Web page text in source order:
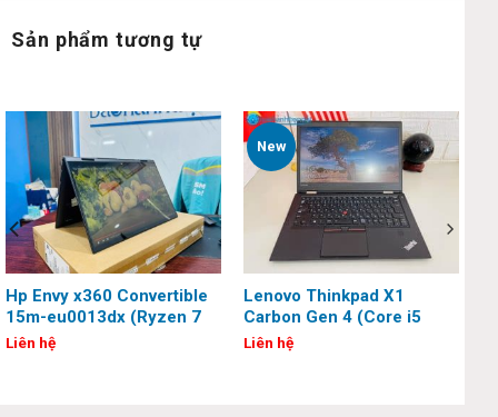
Sản phẩm tương tự
Hp Envy x360 Convertible
15m-eu0013dx (Ryzen 7
5825U, 16G, 256G, 15.6
Liên hệ
New
Lenovo Thinkpad X1
Carbon Gen 4 (Core i5
6300U, 8G, 256G, 14 inch,
Liên hệ